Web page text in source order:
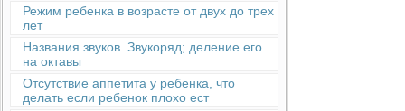
Режим ребенка в возрасте от двух до трех
лет
Названия звуков. Звукоряд; деление его
на октавы
Отсутствие аппетита у ребенка, что
делать если ребенок плохо ест